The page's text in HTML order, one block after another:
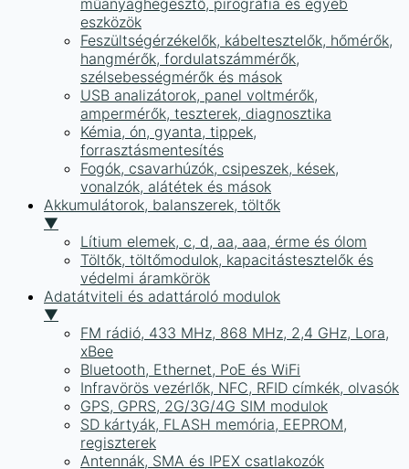
műanyaghegesztő, pirográfia és egyéb
eszközök
Feszültségérzékelők, kábeltesztelők, hőmérők,
hangmérők, fordulatszámmérők,
szélsebességmérők és mások
USB analizátorok, panel voltmérők,
ampermérők, teszterek, diagnosztika
Kémia, ón, gyanta, tippek,
forrasztásmentesítés
Fogók, csavarhúzók, csipeszek, kések,
vonalzók, alátétek és mások
Akkumulátorok, balanszerek, töltők
▼
Lítium elemek, c, d, aa, aaa, érme és ólom
Töltők, töltőmodulok, kapacitástesztelők és
védelmi áramkörök
Adatátviteli és adattároló modulok
▼
FM rádió, 433 MHz, 868 MHz, 2,4 GHz, Lora,
xBee
Bluetooth, Ethernet, PoE és WiFi
Infravörös vezérlők, NFC, RFID címkék, olvasók
GPS, GPRS, 2G/3G/4G SIM modulok
SD kártyák, FLASH memória, EEPROM,
regiszterek
Antennák, SMA és IPEX csatlakozók